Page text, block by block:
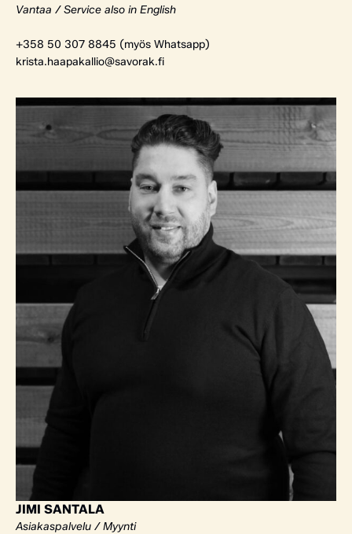
Vantaa / Service also in English
+358 50 307 8845 (myös Whatsapp)
krista.haapakallio@savorak.fi
JIMI SANTALA
Asiakaspalvelu / Myynti